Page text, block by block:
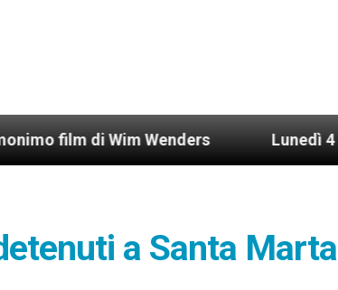
Wim Wenders Lunedì 4 gennaio
a Santa Marta